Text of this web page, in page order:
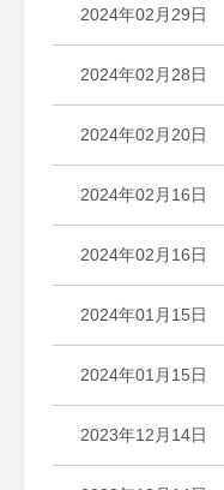
2024年02月29日
2024年02月28日
2024年02月20日
2024年02月16日
2024年02月16日
2024年01月15日
2024年01月15日
2023年12月14日